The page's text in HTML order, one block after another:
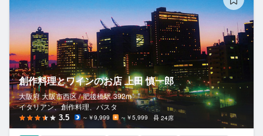
創作料理とワインのお店 上田 慎一郎
大阪府 大阪市西区 / 肥後橋駅 392m
イタリアン、創作料理、パスタ
3.5 ～￥9,999 ～￥5,999 24席